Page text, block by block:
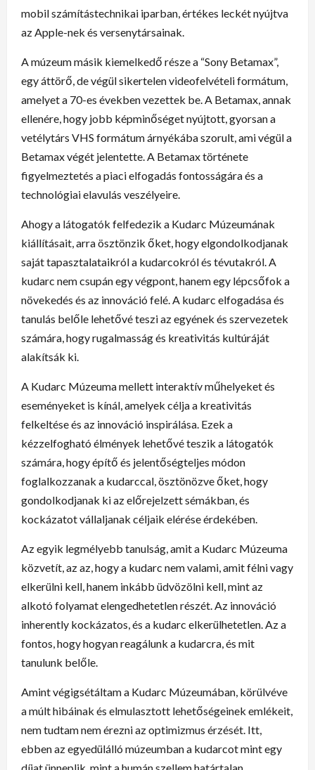
mobil számítástechnikai iparban, értékes leckét nyújtva
az Apple-nek és versenytársainak.
A múzeum másik kiemelkedő része a “Sony Betamax”,
egy áttörő, de végül sikertelen videofelvételi formátum,
amelyet a 70-es években vezettek be. A Betamax, annak
ellenére, hogy jobb képminőséget nyújtott, gyorsan a
vetélytárs VHS formátum árnyékába szorult, ami végül a
Betamax végét jelentette. A Betamax története
figyelmeztetés a piaci elfogadás fontosságára és a
technológiai elavulás veszélyeire.
Ahogy a látogatók felfedezik a Kudarc Múzeumának
kiállításait, arra ösztönzik őket, hogy elgondolkodjanak
saját tapasztalataikról a kudarcokról és tévutakról. A
kudarc nem csupán egy végpont, hanem egy lépcsőfok a
növekedés és az innováció felé. A kudarc elfogadása és
tanulás belőle lehetővé teszi az egyének és szervezetek
számára, hogy rugalmasság és kreativitás kultúráját
alakítsák ki.
A Kudarc Múzeuma mellett interaktív műhelyeket és
eseményeket is kínál, amelyek célja a kreativitás
felkeltése és az innováció inspirálása. Ezek a
kézzelfogható élmények lehetővé teszik a látogatók
számára, hogy építő és jelentőségteljes módon
foglalkozzanak a kudarccal, ösztönözve őket, hogy
gondolkodjanak ki az előrejelzett sémákban, és
kockázatot vállaljanak céljaik elérése érdekében.
Az egyik legmélyebb tanulság, amit a Kudarc Múzeuma
közvetít, az az, hogy a kudarc nem valami, amit félni vagy
elkerülni kell, hanem inkább üdvözölni kell, mint az
alkotó folyamat elengedhetetlen részét. Az innováció
inherently kockázatos, és a kudarc elkerülhetetlen. Az a
fontos, hogy hogyan reagálunk a kudarcra, és mit
tanulunk belőle.
Amint végigsétáltam a Kudarc Múzeumában, körülvéve
a múlt hibáinak és elmulasztott lehetőségeinek emlékeit,
nem tudtam nem érezni az optimizmus érzését. Itt,
ebben az egyedülálló múzeumban a kudarcot mint egy